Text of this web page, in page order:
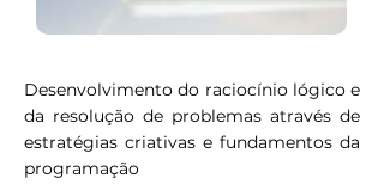
Desenvolvimento do raciocínio lógico e
da resolução de problemas através de
estratégias criativas e fundamentos da
programação